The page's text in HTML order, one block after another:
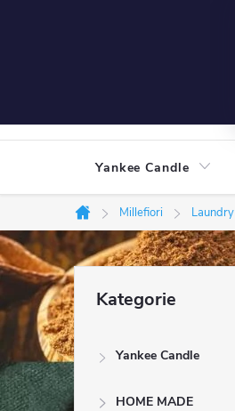
Yankee Candle
Domů
Millefiori Laundry
P
o
s
kategorie
Kategorie
Yankee Candle
HOME MADE